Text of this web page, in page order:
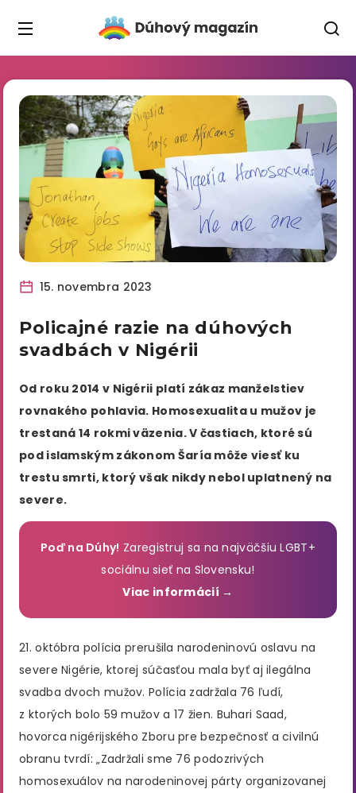
15. novembra 2023
Policajné razie na dúhových
svadbách v Nigérii
Od roku 2014 v Nigérii platí zákaz manželstiev
rovnakého pohlavia. Homosexualita u mužov je
trestaná 14 rokmi väzenia. V častiach, ktoré sú
pod islamským zákonom Šaría môže viesť ku
trestu smrti, ktorý však nikdy nebol uplatnený na
severe.
Poď na Dúhy! Zaregistruj sa na najväčšiu LGBT+
sociálnu sieť na Slovensku!
Viac informácií →
21. októbra polícia prerušila narodeninovú oslavu na
severe Nigérie, ktorej súčasťou mala byť aj ilegálna
svadba dvoch mužov. Polícia zadržala 76 ľudí,
z ktorých bolo 59 mužov a 17 žien. Buhari Saad,
hovorca nigérijského Zboru pre bezpečnosť a civilnú
obranu tvrdí: „Zadržali sme 76 podozrivých
homosexuálov na narodeninovej párty organizovanej